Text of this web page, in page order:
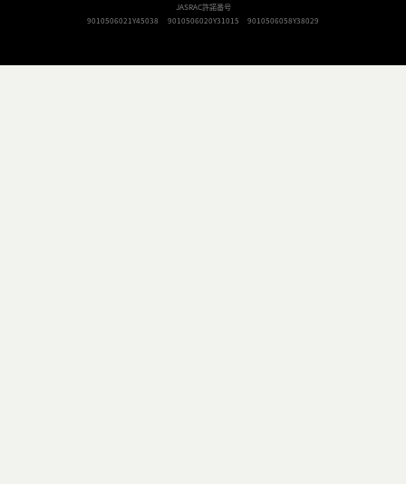
JASRAC許諾番号
9010506021Y45038
9010506020Y31015 9010506058Y38029